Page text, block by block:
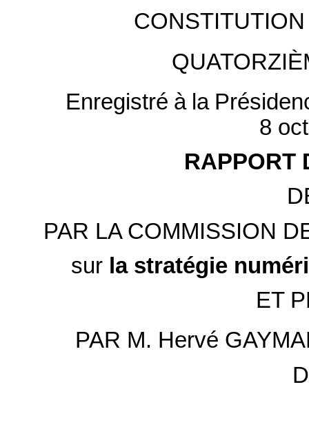
CONSTITUTION
Enregistré à la
8
RAPPORT
PAR LA COMMISSION
sur la stratégie
ET
PAR M. Hervé